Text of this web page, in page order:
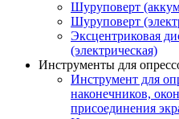
Шуруповерт
Шуруповерт
Эксцентриковая
(электрическая)
Инструменты для
Инструмент для
наконечников,
присоединения